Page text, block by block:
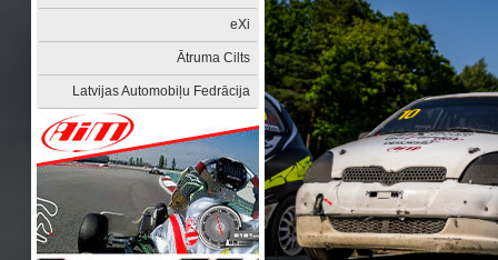
eXi
Ātruma Cilts
Latvijas Automobiļu Fedrācija